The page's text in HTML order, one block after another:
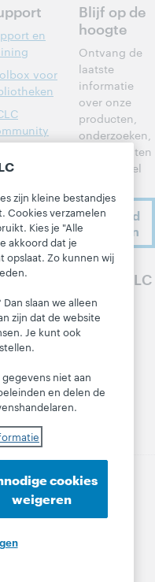
en
voor
blog
'Hanging
Blijf op de
hoogte
Ontvang de
laatste
informatie
over onze
producten,
onderzoeken,
evenementen
en nog veel
Ik meld
me aan
Volg OCLC
product- en/of
zijn van OCLC, Inc. en
zijn kleine bestandjes
Cookies verzamelen
Kies je "Alle
akkoord dat je
opslaat. Zo kunnen wij
slaan we alleen
zijn dat de website
Je kunt ook
niet aan
en delen de
cookies
weigeren